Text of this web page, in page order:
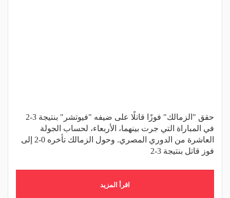
حقق "الزمالك" فوزًا قاتلًا على ضيفه "فيوتشر" بنتيجة 3-2
في المباراة التي جرت بينهما، الأربعاء، لحساب الجولة
العاشرة من الدوري المصري. وحول الزمالك تأخره 0-2 إلى
فوز قاتل بنتيجة 3-2
اقرأ المزيد